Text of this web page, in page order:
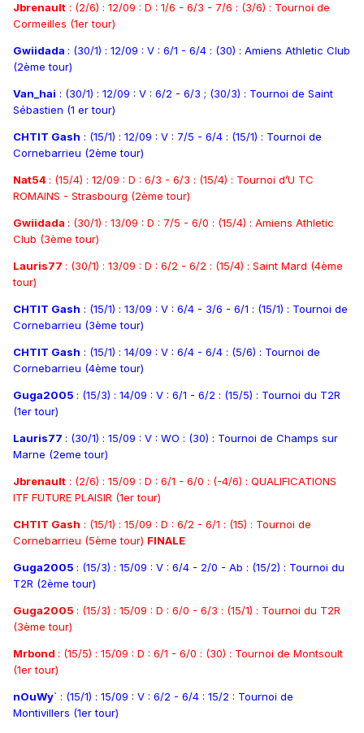
Jbrenault : (2/6) : 12/09 : D : 1/6 - 6/3 - 7/6 : (3/6) : Tournoi de
Cormeilles (1er tour)
Gwiidada : (30/1) : 12/09 : V : 6/1 - 6/4 : (30) : Amiens Athletic Club
(2ème tour)
Van_hai : (30/1) : 12/09 : V : 6/2 - 6/3 ; (30/3) : Tournoi de Saint
Sébastien (1 er tour)
CHTIT Gash : (15/1) : 12/09 : V : 7/5 - 6/4 : (15/1) : Tournoi de
Cornebarrieu (2ème tour)
Nat54 : (15/4) : 12/09 : D : 6/3 - 6/3 : (15/4) : Tournoi d’U TC
ROMAINS - Strasbourg (2ème tour)
Gwiidada : (30/1) : 13/09 : D : 7/5 - 6/0 : (15/4) : Amiens Athletic
Club (3ème tour)
Lauris77 : (30/1) : 13/09 : D : 6/2 - 6/2 : (15/4) : Saint Mard (4ème
tour)
CHTIT Gash : (15/1) : 13/09 : V : 6/4 - 3/6 - 6/1 : (15/1) : Tournoi de
Cornebarrieu (3ème tour)
CHTIT Gash : (15/1) : 14/09 : V : 6/4 - 6/4 : (5/6) : Tournoi de
Cornebarrieu (4ème tour)
Guga2005 : (15/3) : 14/09 : V : 6/1 - 6/2 : (15/5) : Tournoi du T2R
(1er tour)
Lauris77 : (30/1) : 15/09 : V : WO : (30) : Tournoi de Champs sur
Marne (2eme tour)
Jbrenault : (2/6) : 15/09 : D : 6/1 - 6/0 : (-4/6) : QUALIFICATIONS
ITF FUTURE PLAISIR (1er tour)
CHTIT Gash : (15/1) : 15/09 : D : 6/2 - 6/1 : (15) : Tournoi de
Cornebarrieu (5ème tour) FINALE
Guga2005 : (15/3) : 15/09 : V : 6/4 - 2/0 - Ab : (15/2) : Tournoi du
T2R (2ème tour)
Guga2005 : (15/3) : 15/09 : D : 6/0 - 6/3 : (15/1) : Tournoi du T2R
(3ème tour)
Mrbond : (15/5) : 15/09 : D : 6/1 - 6/0 : (30) : Tournoi de Montsoult
(1er tour)
nOuWy` : (15/1) : 15/09 : V : 6/2 - 6/4 : 15/2 : Tournoi de
Montivillers (1er tour)